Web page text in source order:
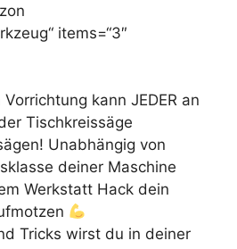
items=“3″
kann JEDER an
Tischkreissäge
Unabhängig von
deiner Maschine
Werkstatt Hack dein
Tricks wirst du in deiner